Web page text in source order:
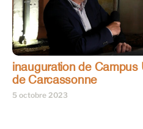
inauguration de Campus
de Carcassonne
5 octobre 2023